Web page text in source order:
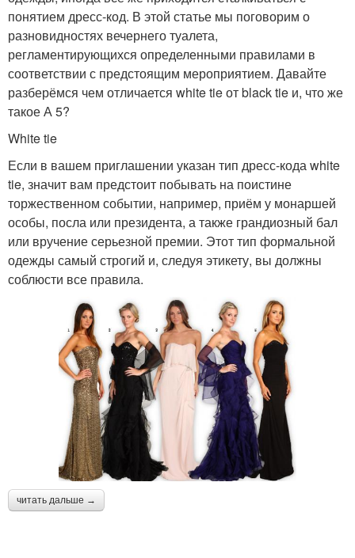
понятием дресс-код. В этой статье мы поговорим о
разновидностях вечернего туалета,
регламентирующихся определенными правилами в
соответствии с предстоящим мероприятием. Давайте
разберёмся чем отличается white tie от black tie и, что же
такое А 5?
White tie
Если в вашем приглашении указан тип дресс-кода white
tie, значит вам предстоит побывать на поистине
торжественном событии, например, приём у монаршей
особы, посла или президента, а также грандиозный бал
или вручение серьезной премии. Этот тип формальной
одежды самый строгий и, следуя этикету, вы должны
соблюсти все правила.
читать дальше →